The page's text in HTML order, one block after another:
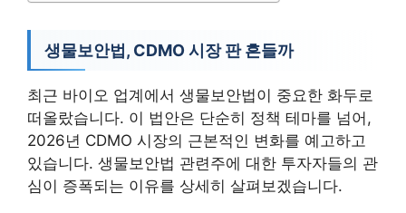
생물보안법, CDMO 시장 판 흔들까
최근 바이오 업계에서 생물보안법이 중요한 화두로
떠올랐습니다. 이 법안은 단순히 정책 테마를 넘어,
2026년 CDMO 시장의 근본적인 변화를 예고하고
있습니다. 생물보안법 관련주에 대한 투자자들의 관
심이 증폭되는 이유를 상세히 살펴보겠습니다.